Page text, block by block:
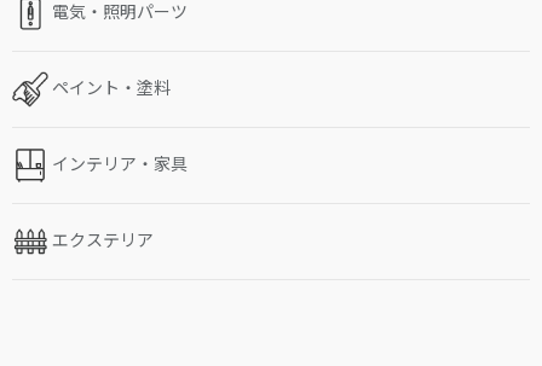
電気・照明パーツ
ペイント・塗料
インテリア・家具
エクステリア